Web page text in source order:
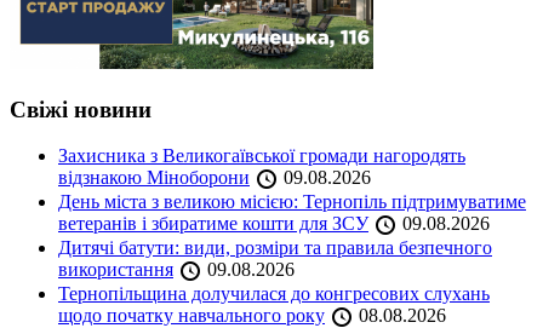
Свіжі новини
Захисника з Великогаївської громади нагородять
відзнакою Міноборони
09.08.2026
День міста з великою місією: Тернопіль підтримуватиме
ветеранів і збиратиме кошти для ЗСУ
09.08.2026
Дитячі батути: види, розміри та правила безпечного
використання
09.08.2026
Тернопільщина долучилася до конгресових слухань
щодо початку навчального року
08.08.2026